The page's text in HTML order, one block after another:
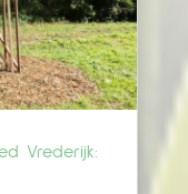
Vrederijk: